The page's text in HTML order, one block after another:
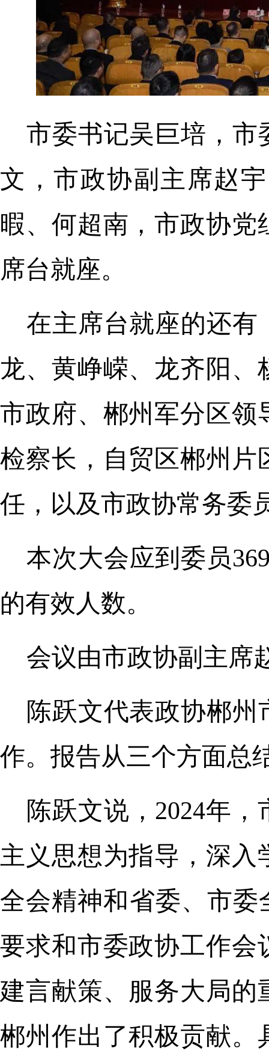
市委书记吴巨培，市
文，市政协副主席赵
暇、何超南，市政协
席台就座。
在主席台就座的还有
龙、黄峥嵘、龙齐阳
市政府、郴州军分区领
检察长，自贸区郴州片
任，以及市政协常务委
本次大会应到委员
的有效人数。
会议由市政协副主席
陈跃文代表政协郴
作。报告从三个方面总
陈跃文说，2024年
主义思想为指导，深
全会精神和省委、市委
要求和市委政协工作会
建言献策、服务大局
郴州作出了积极贡献。